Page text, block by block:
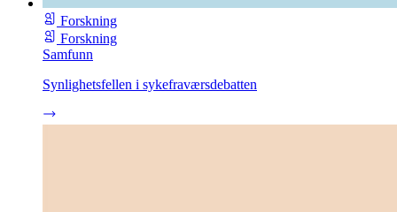
Forskning
Forskning
Samfunn
Synlighetsfellen i sykefraværsdebatten